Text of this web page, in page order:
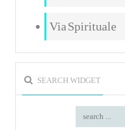
Via Spirituale
SEARCH WIDGET